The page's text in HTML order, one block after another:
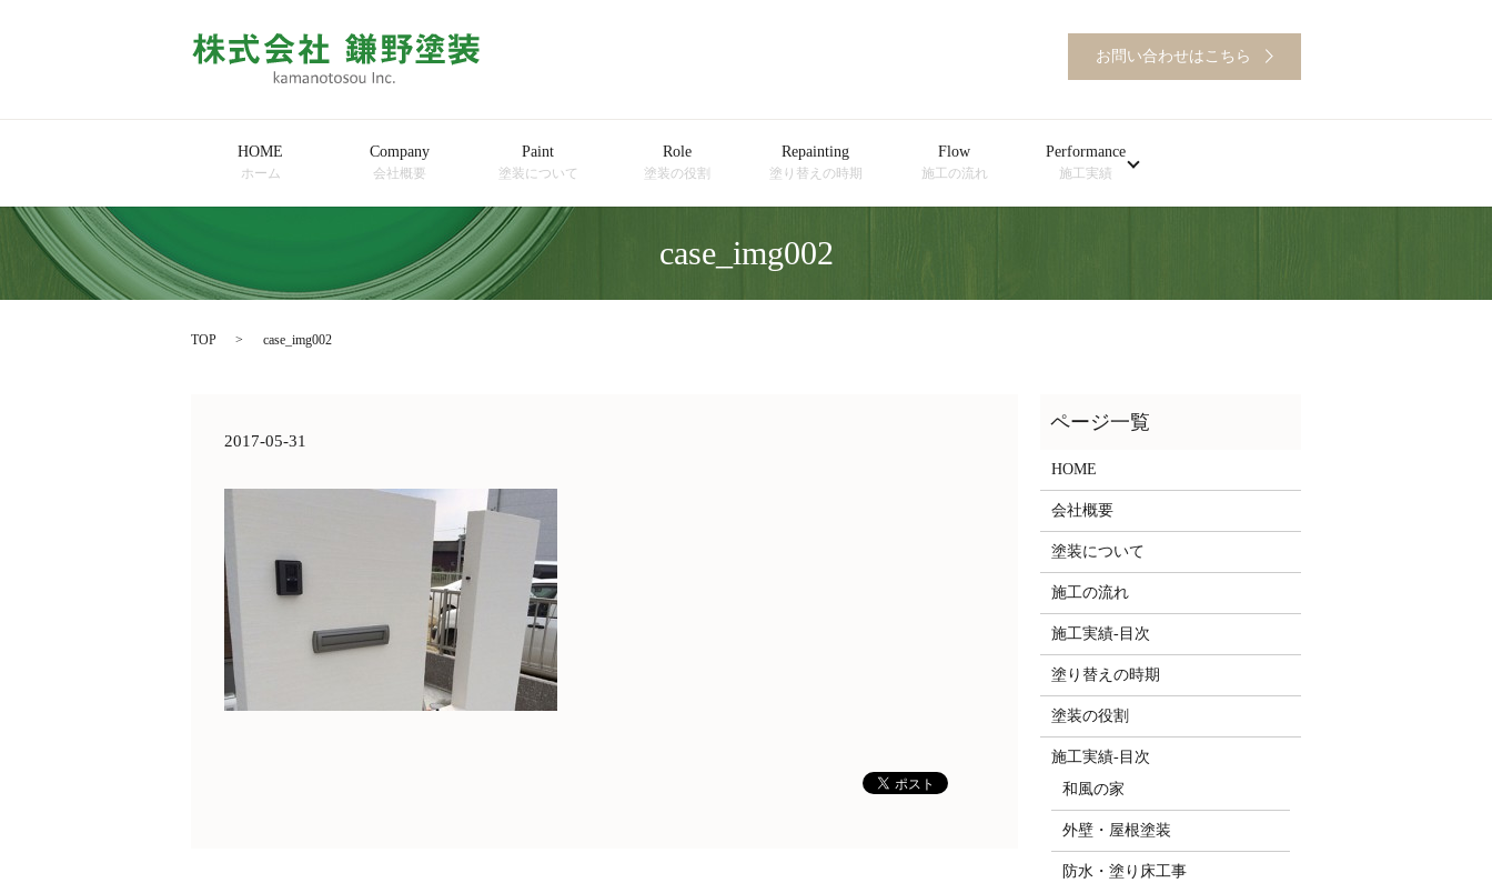
お問い合わせはこちら
HOME
ホーム
Company
会社概要
Paint
塗装について
Role
塗装の役割
Repainting
塗り替えの時期
Flow
施工の流れ
Performance
施工実績
case_img002
TOP case_img002
2017-05-31
HOME
会社概要
塗装について
施工の流れ
施工実績-目次
塗り替えの時期
塗装の役割
施工実績-目次
和風の家
外壁・屋根塗装
防水・塗り床工事